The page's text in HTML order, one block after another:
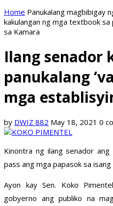
Home Panukalang magbibigay
kakulangan ng mga textbook sa
sa Kamara
Ilang senador
panukalang
mga
by DWIZ 882 May 18, 2021 0
Kinontra ng ilang senador ang
pass ang mga papasok sa
Ayon kay Sen. Koko
gobyerno ang publiko na